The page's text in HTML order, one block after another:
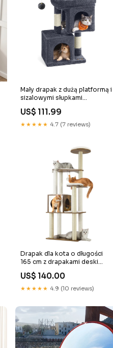
Mały drapak z dużą platformą i
sizalowymi słupkami
US$ 111.99
★★★★★ 4.7 (7 reviews)
Drapak dla kota o długości
165 cm z drapakami deski
US$ 140.00
★★★★★ 4.9 (10 reviews)